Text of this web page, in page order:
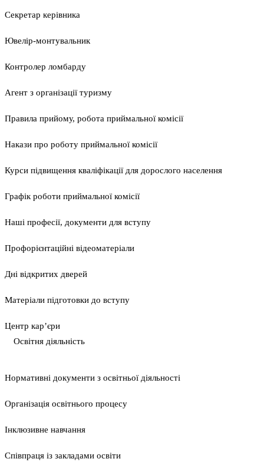
Секретар керівника
Ювелір-монтувальник
Контролер ломбарду
Агент з організації туризму
Правила прийому, робота приймальної комісії
Накази про роботу приймальної комісії
Курси підвищення кваліфікації для дорослого населення
Графік роботи приймальної комісії
Наші професії, документи для вступу
Профорієнтаційні відеоматеріали
Дні відкритих дверей
Матеріали підготовки до вступу
Центр кар’єри
Освітня діяльність
Нормативні документи з освітньої діяльності
Організація освітнього процесу
Інклюзивне навчання
Співпраця із закладами освіти